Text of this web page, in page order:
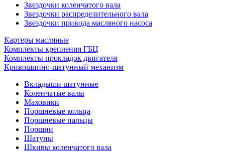
Звездочки коленчатого вала
Звездочки распределительного вала
Звездочки привода масляного насоса
Картеры масляные
Комплекты крепления ГБЦ
Комплекты прокладок двигателя
Кривошипно-шатунный механизм
Вкладыши шатунные
Коленчатые валы
Маховики
Поршневые кольца
Поршневые пальцы
Поршни
Шатуны
Шкивы коленчатого вала